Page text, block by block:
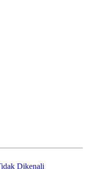
Dikenali